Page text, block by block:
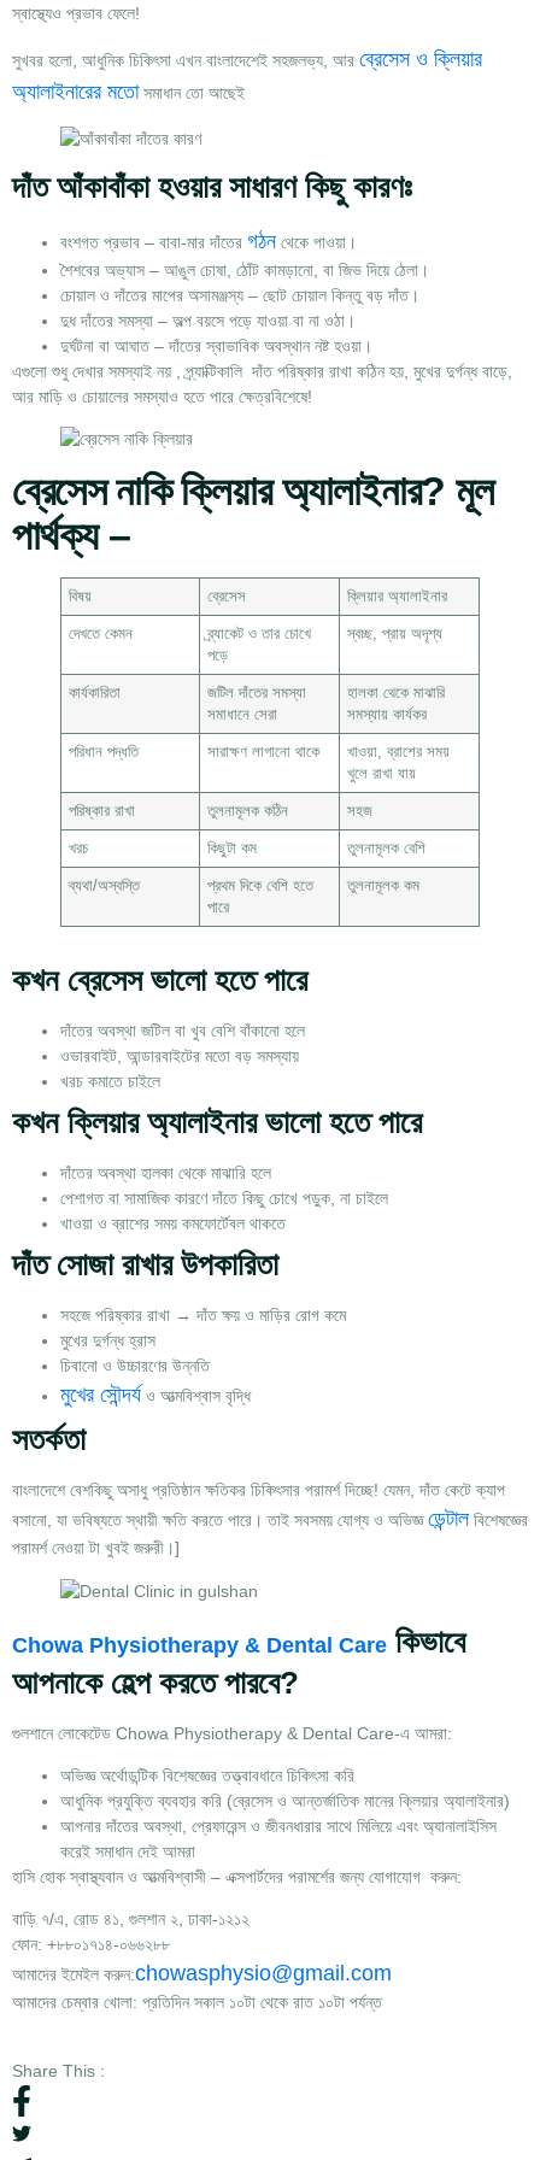
স্বাস্থ্যেও প্রভাব ফেলে!
সুখবর হলো, আধুনিক চিকিৎসা এখন বাংলাদেশেই সহজলভ্য, আর ব্রেসেসও ক্লিয়ার
অ্যালাইনারের মতো সমাধান তো আছেই
দাঁত আঁকাবাঁকা হওয়ার সাধারণ কিছু কারণঃ
বংশগত প্রভাব – বাবা-মার দাঁতের গঠন থেকে পাওয়া।
শৈশবের অভ্যাস – আঙুল চোষা, ঠোঁট কামড়ানো, বা জিভ দিয়ে ঠেলা।
চোয়াল ও দাঁতের মাপের অসামঞ্জস্য – ছোট চোয়াল কিন্তু বড় দাঁত।
দুধ দাঁতের সমস্যা – অল্প বয়সে পড়ে যাওয়া বা না ওঠা।
দুর্ঘটনা বা আঘাত– দাঁতের স্বাভাবিক অবস্থান নষ্ট হওয়া।
এগুলো শুধু দেখার সমস্যাই নয় , প্র্যাক্টিকালি দাঁত পরিষ্কার রাখা কঠিন হয়, মুখের দুর্গন্ধ বাড়ে,
আর মাড়ি ও চোয়ালের সমস্যাও হতে পারে ক্ষেত্রবিশেষে!
ব্রেসেস নাকি ক্লিয়ার অ্যালাইনার? মূল
পার্থক্য –
বিষয় ব্রেসেস ক্লিয়ার অ্যালাইনার
দেখতে কেমন
ব্র্যাকেট ও তার চোখে
পড়ে
স্বচ্ছ, প্রায় অদৃশ্য
কার্যকারিতা
জটিল দাঁতের সমস্যা
সমাধানে সেরা
হালকা থেকে মাঝারি
সমস্যায় কার্যকর
পরিধান পদ্ধতি সারাক্ষণ লাগানো থাকে
খাওয়া, ব্রাশের সময়
খুলে রাখা যায়
পরিষ্কার রাখা তুলনামূলক কঠিন সহজ
খরচ কিছুটা কম তুলনামূলক বেশি
ব্যথা/অস্বস্তি
প্রথম দিকে বেশি হতে
পারে
তুলনামূলক কম
কখন ব্রেসেস ভালো হতে পারে
দাঁতের অবস্থা জটিল বা খুব বেশি বাঁকানো হলে
ওভারবাইট, আন্ডারবাইটের মতো বড় সমস্যায়
খরচ কমাতে চাইলে
কখন ক্লিয়ার অ্যালাইনার ভালো হতে পারে
দাঁতের অবস্থা হালকা থেকে মাঝারি হলে
পেশাগত বা সামাজিক কারণে দাঁতে কিছু চোখে পড়ুক, না চাইলে
খাওয়া ও ব্রাশের সময় কমফোর্টেবল থাকতে
দাঁত সোজা রাখার উপকারিতা
সহজে পরিষ্কার রাখা → দাঁত ক্ষয় ও মাড়ির রোগ কমে
মুখের দুর্গন্ধ হ্রাস
চিবানো ও উচ্চারণের উন্নতি
মুখের সৌন্দর্য ও আত্মবিশ্বাস বৃদ্ধি
সতর্কতা
বাংলাদেশে বেশকিছু অসাধু প্রতিষ্ঠান ক্ষতিকর চিকিৎসার পরামর্শ দিচ্ছে! যেমন, দাঁত কেটে ক্যাপ
বসানো, যা ভবিষ্যতে স্থায়ী ক্ষতি করতে পারে। তাই সবসময় যোগ্য ও অভিজ্ঞডেন্টালবিশেষজ্ঞের
পরামর্শ নেওয়া টা খুবই জরুরী।]
Chowa Physiotherapy & Dental Care কিভাবে
আপনাকে হেল্প করতে পারবে?
গুলশানে লোকেটেড Chowa Physiotherapy & Dental Care-এ আমরা:
অভিজ্ঞ অর্থোডন্টিক বিশেষজ্ঞের তত্ত্বাবধানে চিকিৎসা করি
আধুনিক প্রযুক্তি ব্যবহার করি (ব্রেসেস ও আন্তর্জাতিক মানের ক্লিয়ার অ্যালাইনার)
আপনার দাঁতের অবস্থা, প্রেফারেন্স ও জীবনধারার সাথে মিলিয়ে এবং অ্যানালাইসিস
করেই সমাধান দেই আমরা
হাসি হোক স্বাস্থ্যবান ও আত্মবিশ্বাসী – এক্সপার্টদের পরামর্শের জন্য যোগাযোগ করুন:
বাড়ি ৭/এ, রোড ৪১, গুলশান ২, ঢাকা-১২১২
ফোন: +৮৮০১৭১৪-০৬৬২৮৮
আমাদের ইমেইল করুন:chowasphysio@gmail.com
আমাদের চেম্বার খোলা: প্রতিদিন সকাল ১০টা থেকে রাত ১০টা পর্যন্ত
Share This :